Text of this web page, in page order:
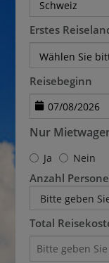
Erstes
Reisebeginn
Nur
Ja Nein
Anzahl
Bitte geben
Total